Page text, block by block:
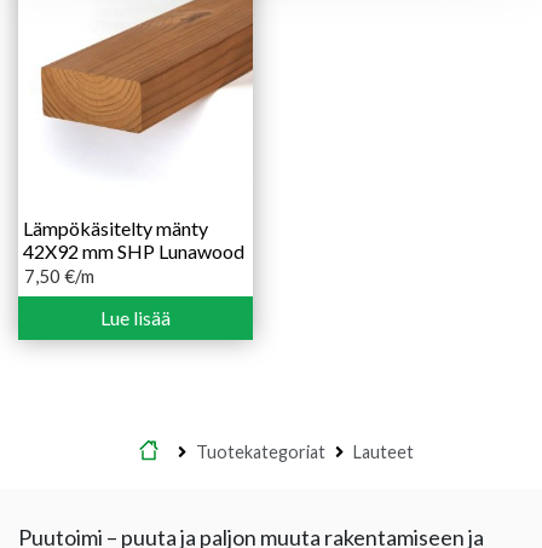
Lämpökäsitelty mänty
42X92 mm SHP Lunawood
7,50 €/m
Lue lisää
Etusivu
Tuotekategoriat Lauteet
Puutoimi – puuta ja paljon muuta rakentamiseen ja